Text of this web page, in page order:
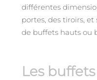
différentes
portes, des tiroirs,
de buffets hauts ou
Les